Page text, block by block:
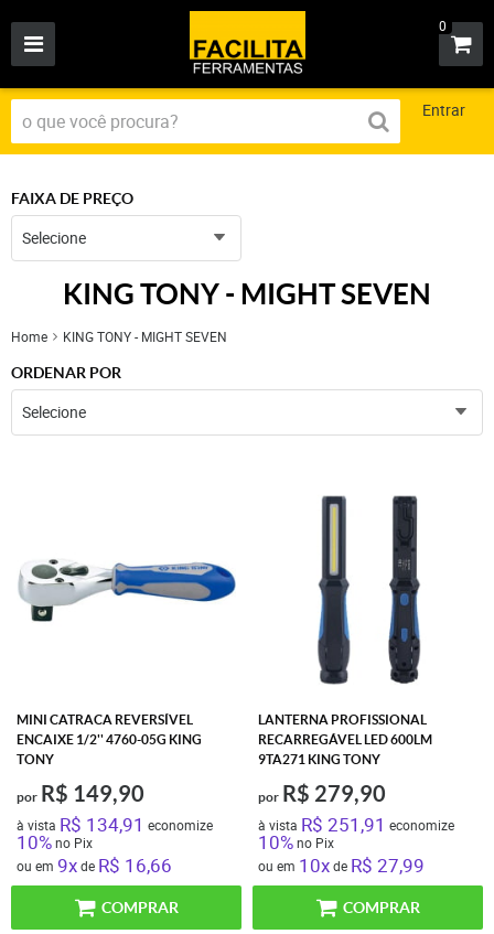
0
Entrar
FAIXA DE PREÇO
Selecione
KING TONY - MIGHT SEVEN
Home KING TONY - MIGHT SEVEN
ORDENAR POR
Selecione
MINI CATRACA REVERSÍVEL
ENCAIXE 1/2'' 4760-05G KING
TONY
por R$ 149,90
à vista R$ 134,91 economize
10%no Pix
ou em 9xde R$ 16,66
COMPRAR
LANTERNA PROFISSIONAL
RECARREGÁVEL LED 600LM
9TA271 KING TONY
por R$ 279,90
à vista R$ 251,91 economize
10%no Pix
ou em 10xde R$ 27,99
COMPRAR